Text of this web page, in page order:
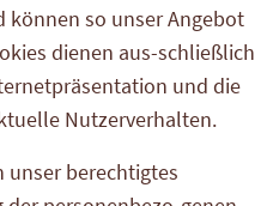
können so unser Angebot
dienen aus-schließlich
und die
Nutzerverhalten.
unser berechtigtes